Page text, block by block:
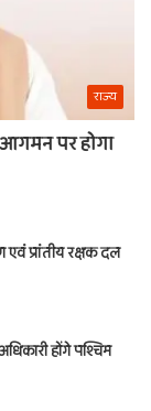
राज्य
पर होगा
प्रांतीय रक्षक दल
होंगे पश्चिम